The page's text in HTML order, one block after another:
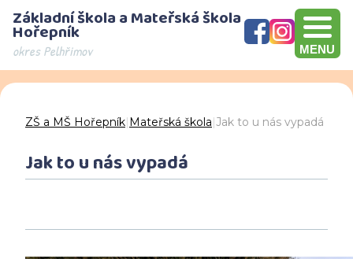
Základní škola a Mateřská škola
Hořepník
okres Pelhřimov MENU
ZŠ a MŠ Hořepník|Mateřská škola|Jak to u nás vypadá
Jak to u nás vypadá